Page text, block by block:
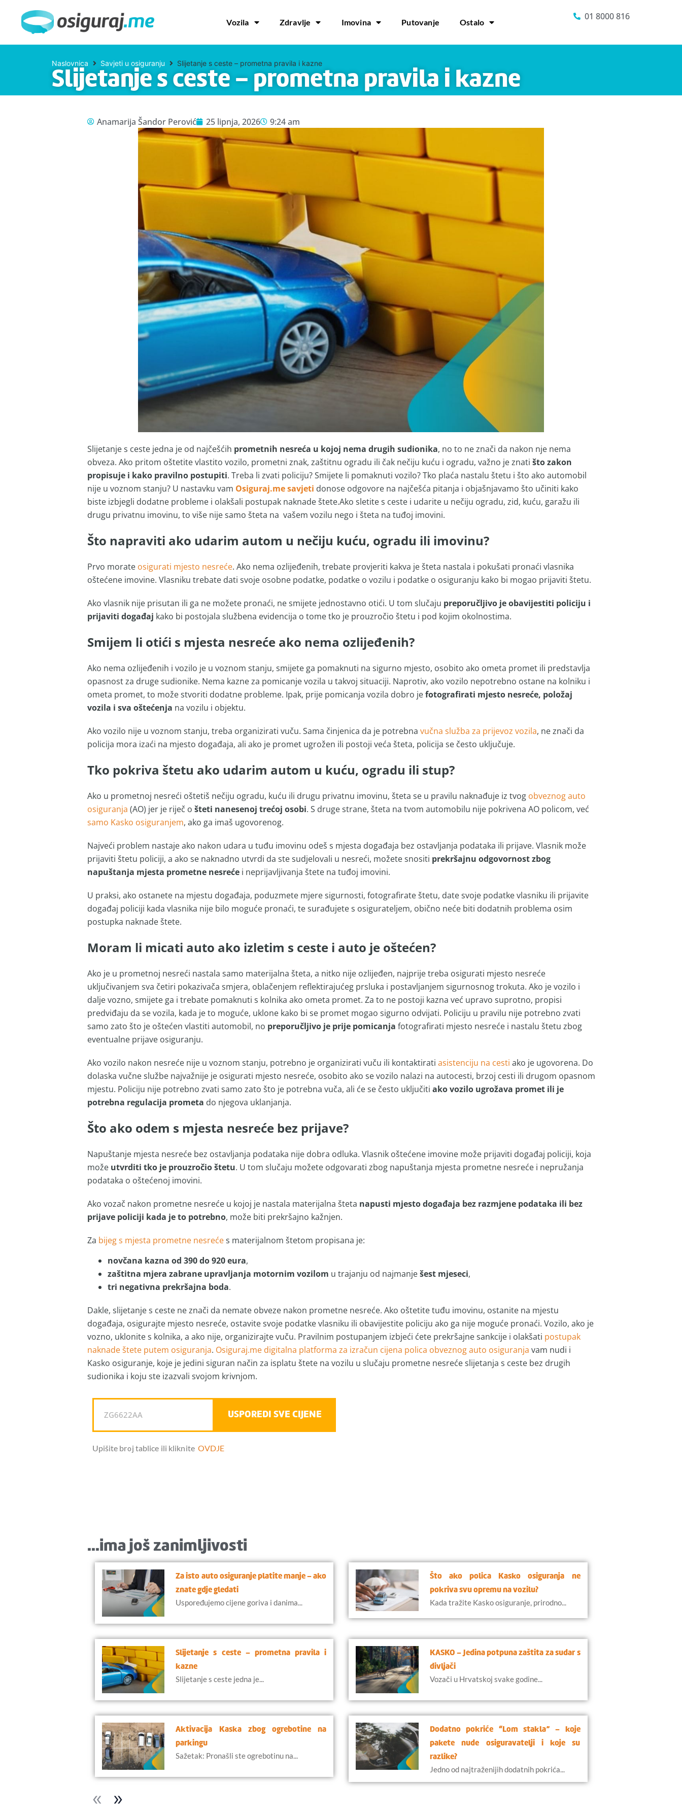
Vozila Zdravlje Imovina Putovanje Ostalo
01 8000 816
Naslovnica Savjeti u osiguranju Slijetanje s ceste – prometna pravila i kazne
Slijetanje s ceste – prometna pravila i kazne
Anamarija Šandor Perović 25 lipnja, 2026 9:24 am
Slijetanje s ceste jedna je od najčešćih prometnih nesreća u kojoj nema drugih sudionika, no to ne znači da nakon nje nema
obveza. Ako pritom oštetite vlastito vozilo, prometni znak, zaštitnu ogradu ili čak nečiju kuću i ogradu, važno je znati što zakon
propisuje i kako pravilno postupiti. Treba li zvati policiju? Smijete li pomaknuti vozilo? Tko plaća nastalu štetu i što ako automobil
nije u voznom stanju? U nastavku vam Osiguraj.me savjeti donose odgovore na najčešća pitanja i objašnjavamo što učiniti kako
biste izbjegli dodatne probleme i olakšali postupak naknade štete.Ako sletite s ceste i udarite u nečiju ogradu, zid, kuću, garažu ili
drugu privatnu imovinu, to više nije samo šteta na vašem vozilu nego i šteta na tuđoj imovini.
Što napraviti ako udarim autom u nečiju kuću, ogradu ili imovinu?
Prvo morate osigurati mjesto nesreće. Ako nema ozlijeđenih, trebate provjeriti kakva je šteta nastala i pokušati pronaći vlasnika
oštećene imovine. Vlasniku trebate dati svoje osobne podatke, podatke o vozilu i podatke o osiguranju kako bi mogao prijaviti štetu.
Ako vlasnik nije prisutan ili ga ne možete pronaći, ne smijete jednostavno otići. U tom slučaju preporučljivo je obavijestiti policiju i
prijaviti događaj kako bi postojala službena evidencija o tome tko je prouzročio štetu i pod kojim okolnostima.
Smijem li otići s mjesta nesreće ako nema ozlijeđenih?
Ako nema ozlijeđenih i vozilo je u voznom stanju, smijete ga pomaknuti na sigurno mjesto, osobito ako ometa promet ili predstavlja
opasnost za druge sudionike. Nema kazne za pomicanje vozila u takvoj situaciji. Naprotiv, ako vozilo nepotrebno ostane na kolniku i
ometa promet, to može stvoriti dodatne probleme. Ipak, prije pomicanja vozila dobro jefotografirati mjesto nesreće, položaj
vozila i sva oštećenja na vozilu i objektu.
Ako vozilo nije u voznom stanju, treba organizirati vuču. Sama činjenica da je potrebna vučna služba za prijevoz vozila, ne znači da
policija mora izaći na mjesto događaja, ali ako je promet ugrožen ili postoji veća šteta, policija se često uključuje.
Tko pokriva štetu ako udarim autom u kuću, ogradu ili stup?
Ako u prometnoj nesreći oštetiš nečiju ogradu, kuću ili drugu privatnu imovinu, šteta se u pravilu naknađuje iz tvog obveznog auto
osiguranja (AO) jer je riječ o šteti nanesenoj trećoj osobi. S druge strane, šteta na tvom automobilu nije pokrivena AO policom, već
samo Kasko osiguranjem, ako ga imaš ugovorenog.
Najveći problem nastaje ako nakon udara u tuđu imovinu odeš s mjesta događaja bez ostavljanja podataka ili prijave. Vlasnik može
prijaviti štetu policiji, a ako se naknadno utvrdi da ste sudjelovali u nesreći, možete snositi prekršajnu odgovornost zbog
napuštanja mjesta prometne nesrećei neprijavljivanja štete na tuđoj imovini.
U praksi, ako ostanete na mjestu događaja, poduzmete mjere sigurnosti, fotografirate štetu, date svoje podatke vlasniku ili prijavite
događaj policiji kada vlasnika nije bilo moguće pronaći, te surađujete s osigurateljem, obično neće biti dodatnih problema osim
postupka naknade štete.
Moram li micati auto ako izletim s ceste i auto je oštećen?
Ako je u prometnoj nesreći nastala samo materijalna šteta, a nitko nije ozlijeđen, najprije treba osigurati mjesto nesreće
uključivanjem sva četiri pokazivača smjera, oblačenjem reflektirajućeg prsluka i postavljanjem sigurnosnog trokuta. Ako je vozilo i
dalje vozno, smijete ga i trebate pomaknuti s kolnika ako ometa promet. Za to ne postoji kazna već upravo suprotno, propisi
predviđaju da se vozila, kada je to moguće, uklone kako bi se promet mogao sigurno odvijati. Policiju u pravilu nije potrebno zvati
samo zato što je oštećen vlastiti automobil, no preporučljivo je prije pomicanja fotografirati mjesto nesreće i nastalu štetu zbog
eventualne prijave osiguranju.
Ako vozilo nakon nesreće nije u voznom stanju, potrebno je organizirati vuču ili kontaktirati asistenciju na cesti ako je ugovorena. Do
dolaska vučne službe najvažnije je osigurati mjesto nesreće, osobito ako se vozilo nalazi na autocesti, brzoj cesti ili drugom opasnom
mjestu. Policiju nije potrebno zvati samo zato što je potrebna vuča, ali će se često uključiti ako vozilo ugrožava promet ili je
potrebna regulacija prometa do njegova uklanjanja.
Što ako odem s mjesta nesreće bez prijave?
Napuštanje mjesta nesreće bez ostavljanja podataka nije dobra odluka. Vlasnik oštećene imovine može prijaviti događaj policiji, koja
može utvrditi tko je prouzročio štetu. U tom slučaju možete odgovarati zbog napuštanja mjesta prometne nesreće i nepružanja
podataka o oštećenoj imovini.
Ako vozač nakon prometne nesreće u kojoj je nastala materijalna šteta napusti mjesto događaja bez razmjene podataka ili bez
prijave policiji kada je to potrebno, može biti prekršajno kažnjen.
Za bijeg s mjesta prometne nesrećes materijalnom štetom propisana je:
novčana kazna od 390 do 920 eura,
zaštitna mjera zabrane upravljanja motornim vozilom u trajanju od najmanješest mjeseci,
tri negativna prekršajna boda.
Dakle, slijetanje s ceste ne znači da nemate obveze nakon prometne nesreće. Ako oštetite tuđu imovinu, ostanite na mjestu
događaja, osigurajte mjesto nesreće, ostavite svoje podatke vlasniku ili obavijestite policiju ako ga nije moguće pronaći. Vozilo, ako je
vozno, uklonite s kolnika, a ako nije, organizirajte vuču. Pravilnim postupanjem izbjeći ćete prekršajne sankcije i olakšati postupak
naknade štete putem osiguranja. Osiguraj.me digitalna platforma za izračun cijena polica obveznog auto osiguranja vam nudi i
Kasko osiguranje, koje je jedini siguran način za isplatu štete na vozilu u slučaju prometne nesreće slijetanja s ceste bez drugih
sudionika i koju ste izazvali svojom krivnjom.
USPOREDI SVE CIJENE
Upišite broj tablice ili kliknite OVDJE
...ima još zanimljivosti
Za isto auto osiguranje platite manje – ako
znate gdje gledati
Uspoređujemo cijene goriva i danima...
Što ako polica Kasko osiguranja ne
pokriva svu opremu na vozilu?
Kada tražite Kasko osiguranje, prirodno...
Slijetanje s ceste – prometna pravila i
kazne
Slijetanje s ceste jedna je...
KASKO – Jedina potpuna zaštita za sudar s
divljači
Vozači u Hrvatskoj svake godine...
Aktivacija Kaska zbog ogrebotine na
parkingu
Sažetak: Pronašli ste ogrebotinu na...
Dodatno pokriće “Lom stakla” – koje
pakete nude osiguravatelji i koje su
razlike?
Jedno od najtraženijih dodatnih pokrića...